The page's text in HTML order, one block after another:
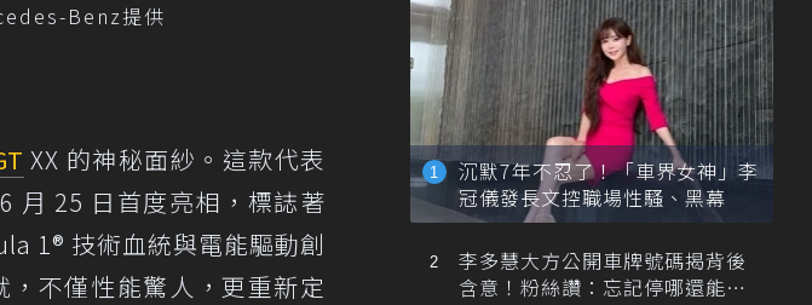
Benz提供
XX 的神秘面紗。這款代表
月 25 日首度亮相，標誌著
1® 技術血統與電能驅動創
不僅性能驚人，更重新定
沉默7年不忍了！「車界女神」李
冠儀發長文控職場性騷、黑幕
李多慧大方公開車牌號碼揭背後
含意！粉絲讚：忘記停哪還能幫